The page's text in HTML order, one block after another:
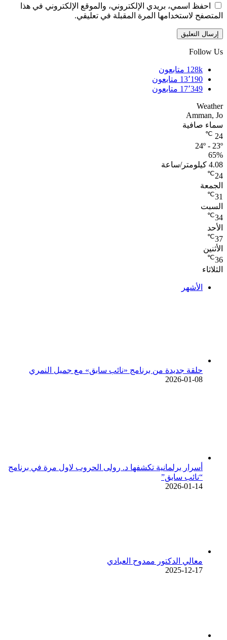
احفظ اسمي، بريدي الإلكتروني، والموقع الإلكتروني في هذا
المتصفح لاستخدامها المرة المقبلة في تعليقي.
Follow Us
128k متابعون
13٬190 متابعون
17٬349 متابعون
Weather
Amman, Jo
سماء صافية
24
℃
24º - 23º
65%
4.08 كيلومتر/ساعة
24
℃
الجمعة
31
℃
السبت
34
℃
الأحد
37
℃
الأثنين
36
℃
الثلاثاء
الأشهر
حلقة جديدة من برنامج «نائب سابق» مع جميل النمري
2026-01-08
أسرار برلمانية تكشفها د. رولى الحروب لاول مرة في برنامج
“نائب سابق”
2026-01-14
معالي الدكتور ممدوح العبادي
2025-12-17